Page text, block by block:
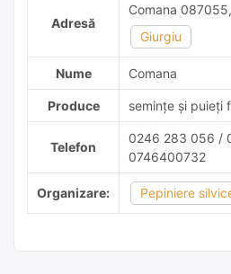
Adresă
Comana 087055,
Giurgiu
Nume Comana
Produce semințe și puieți
Telefon
0246 283 056 /
0746400732
Organizare: Pepiniere